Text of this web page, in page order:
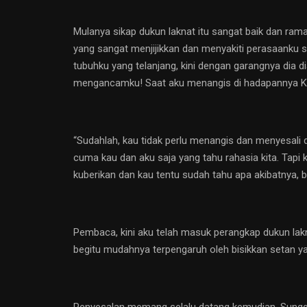
Mulanya sikap dukun laknat itu sangat baik dan
yang sangat menjijikkan dan menyakiti perasaanku
tubuhku yang telanjang, kini dengan garangnya dia
mengancamku! Saat aku menangis di hadapannya
“Sudahlah, kau tidak perlu menangis dan
cuma kau dan aku saja yang tahu rahasia kita.
kuberikan dan kau tentu sudah tahu apa akibatnya,
Pembaca, kini aku telah masuk perangkap dukun
begitu mudahnya terpengaruh oleh bisikkan setan